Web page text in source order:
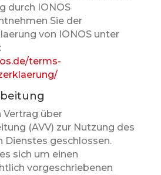
durch IONOS
Sie der
von IONOS unter
terms-
Vertrag über
(AVV) zur Nutzung des
Dienstes geschlossen.
sich um einen
vorgeschriebenen